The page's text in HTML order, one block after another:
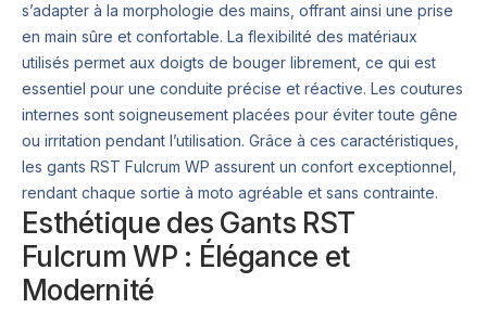
s’adapter à la morphologie des mains, offrant ainsi une prise
en main sûre et confortable. La flexibilité des matériaux
utilisés permet aux doigts de bouger librement, ce qui est
essentiel pour une conduite précise et réactive. Les coutures
internes sont soigneusement placées pour éviter toute gêne
ou irritation pendant l’utilisation. Grâce à ces caractéristiques,
les gants RST Fulcrum WP assurent un confort exceptionnel,
rendant chaque sortie à moto agréable et sans contrainte.
Esthétique des Gants RST
Fulcrum WP : Élégance et
Modernité